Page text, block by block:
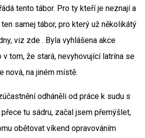
tento tábor. Pro ty kteří je neznají a
samej tábor, pro který už několikátý
viz zde . Byla vyhlášena akce
tom, že stará, nevyhovující latrína se
nová, na jiném místě.
odháněli od práce k sudu s
tu sádru, začal jsem přemýšlet,
obětovat víkend opravováním